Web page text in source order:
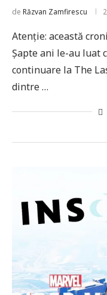
de Răzvan Zamfirescu
Atenție: această
Șapte ani le-au luat
continuare la The
dintre …